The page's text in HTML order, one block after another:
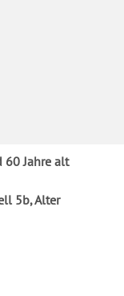
60 Jahre alt
5b, Alter